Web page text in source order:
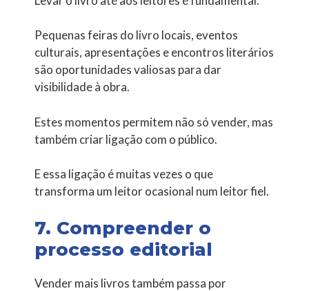
Pequenas feiras do livro locais, eventos
culturais, apresentações e encontros literários
são oportunidades valiosas para dar
visibilidade à obra.
Estes momentos permitem não só vender, mas
também criar ligação com o público.
E essa ligação é muitas vezes o que
transforma um leitor ocasional num leitor fiel.
7. Compreender o
processo editorial
Vender mais livros também passa por